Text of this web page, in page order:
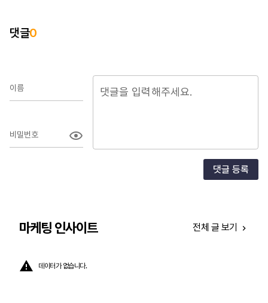
댓글0
이름
비밀번호
댓글 등록
마케팅 인사이트 전체 글 보기
데이터가 없습니다.